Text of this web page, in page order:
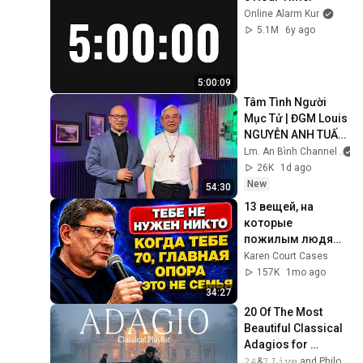
5:00:09
Online Alarm Kur
5.1M
6y ago
54:30
Tâm Tình Người
Mục Tử | ĐGM Louis
NGUYỄN ANH TUẤN
| Giáo Phận Hà TĩnhLm. An Bình Channel
26K
1d ago
New
34:27
13 вещей, на
которые
пожилым людям
стоит опираться
вместо семьи |
Лабковский
Karen Court Cases
157K
1mo ago
20 Of The Most
Beautiful Classical
Adagios for